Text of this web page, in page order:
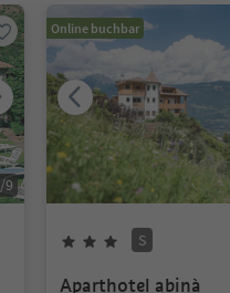
/9
Online buchbar
S
Aparthotel abinà